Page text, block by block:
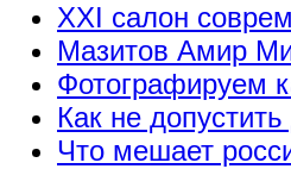
XXI салон
Мазитов Амир
Фотографируем
Как не
Что мешает